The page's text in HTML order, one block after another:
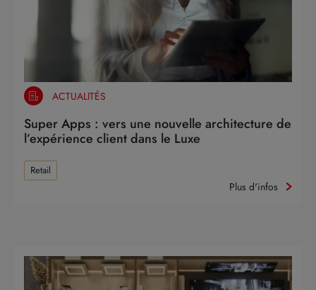
ACTUALITÉS
Super Apps : vers une nouvelle architecture de
l’expérience client dans le Luxe
Retail
Plus d'infos